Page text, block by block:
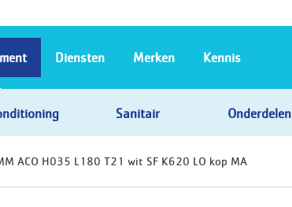
Sanitair Onderdelen
Diensten Merken Kennis
ACO H035 L180 T21 wit SF K620 LO kop MA